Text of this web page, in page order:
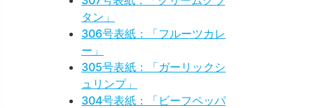
タン」
306号表紙：「フルーツカレ
ー」
305号表紙：「ガーリックシ
ュリンプ」
304号表紙：「ビーフペッパ